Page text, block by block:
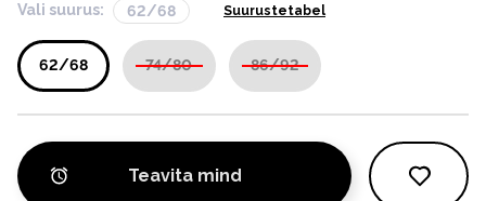
Vali suurus: 62/68 Suurustetabel
62/68 74/80 86/92
Teavita mind